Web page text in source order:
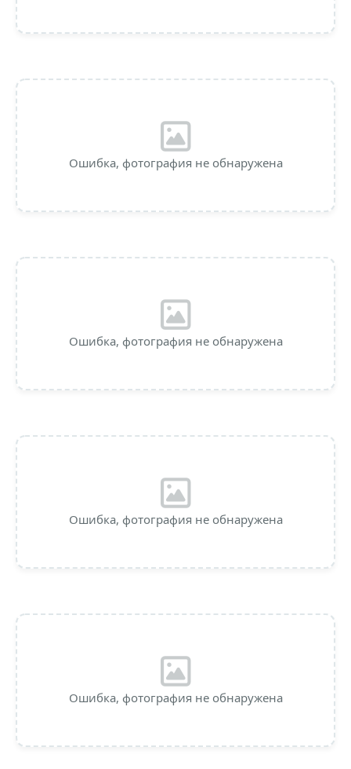
Ошибка, фотография не обнаружена
Ошибка, фотография не обнаружена
Ошибка, фотография не обнаружена
Ошибка, фотография не обнаружена